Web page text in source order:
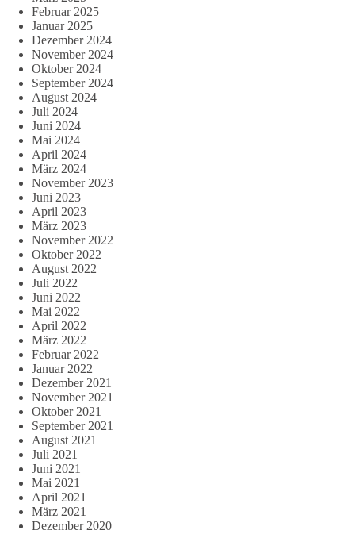
Februar 2025
Januar 2025
Dezember 2024
November 2024
Oktober 2024
September 2024
August 2024
Juli 2024
Juni 2024
Mai 2024
April 2024
März 2024
November 2023
Juni 2023
April 2023
März 2023
November 2022
Oktober 2022
August 2022
Juli 2022
Juni 2022
Mai 2022
April 2022
März 2022
Februar 2022
Januar 2022
Dezember 2021
November 2021
Oktober 2021
September 2021
August 2021
Juli 2021
Juni 2021
Mai 2021
April 2021
März 2021
Dezember 2020